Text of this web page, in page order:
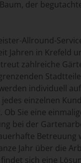
der
Allround-
Jahren in Krefeld
zahlreiche
individuell
einzelnen
Ob Sie eine
bei der
Betreuung
Jahr über die
sich eine